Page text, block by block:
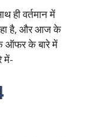
ही वर्तमान में
है, और आज के
ऑफर के बारे में
में-